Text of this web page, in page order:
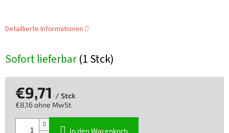
Sofort lieferbar(1 Stck)
Detaillierte Informationen
€9,71 / Stck
€8,16 ohne MwSt.
In den Warenkorb